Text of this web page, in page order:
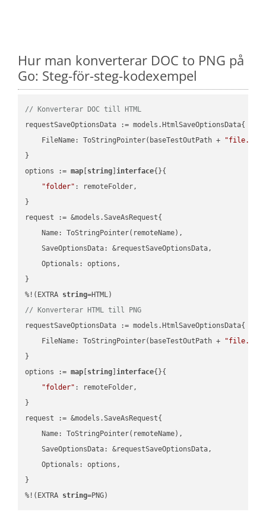
Hur man konverterar DOC to PNG på
Go: Steg-för-steg-kodexempel
// Konverterar DOC till HTML
requestSaveOptionsData := models.HtmlSaveOptionsData{
    FileName: ToStringPointer(baseTestOutPath +
"file.DOC"
}
options := map string ]interface{}{
"folder" : remoteFolder,
}
request := &models.SaveAsRequest{
    Name: ToStringPointer(remoteName),
    SaveOptionsData: &requestSaveOptionsData,
    Optionals: options,
}
%!(EXTRA string
// Konverterar HTML till PNG
requestSaveOptionsData := models.HtmlSaveOptionsData{
    FileName: ToStringPointer(baseTestOutPath +
}
options := map string ]interface{}{
"folder" : remoteFolder,
}
request := &models.SaveAsRequest{
    Name: ToStringPointer(remoteName),
    SaveOptionsData: &requestSaveOptionsData,
    Optionals: options,
}
%!(EXTRA string=PNG)